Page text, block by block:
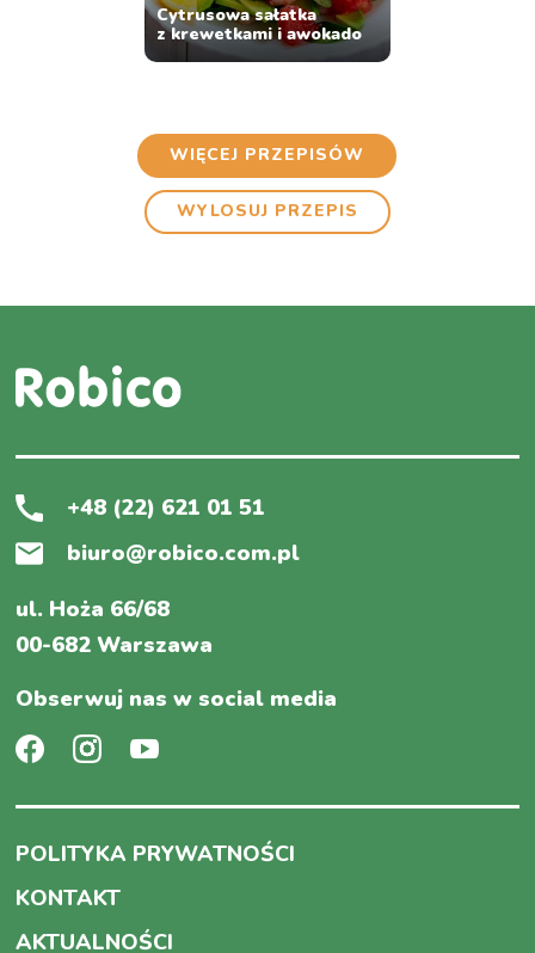
Cytrusowa sałatka
z krewetkami i awokado
WIĘCEJ PRZEPISÓW
WYLOSUJ PRZEPIS
+48 (22) 621 01 51
biuro@robico.com.pl
ul. Hoża 66/68
00-682 Warszawa
Obserwuj nas w social media
POLITYKA PRYWATNOŚCI
KONTAKT
AKTUALNOŚCI